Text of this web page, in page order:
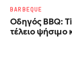
Οδηγός BBQ:
τέλειο
BARBEQUE